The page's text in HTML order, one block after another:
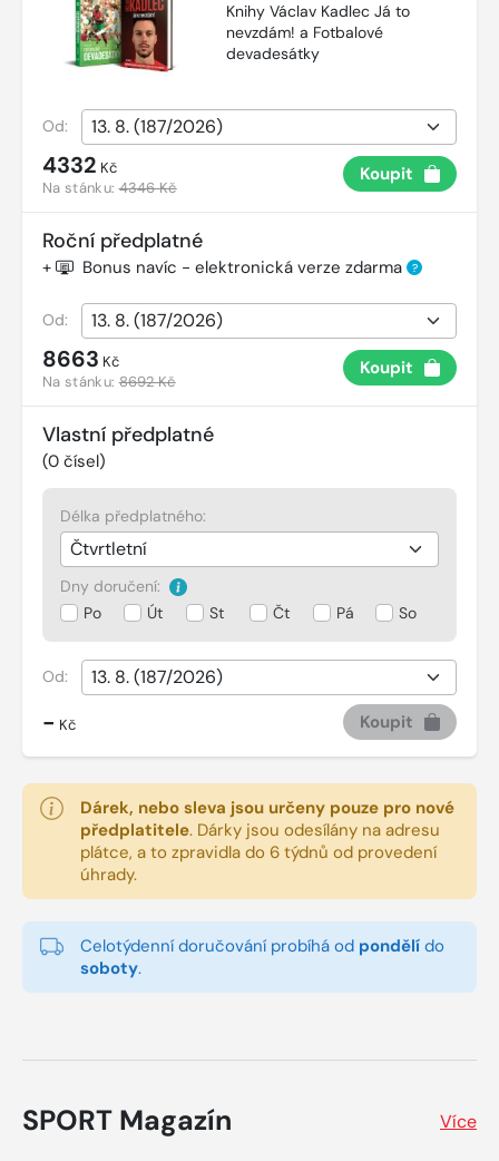
Knihy Václav Kadlec Já to
nevzdám! a Fotbalové
devadesátky
Od:
4332 Kč
Na stánku:4346 Kč
Koupit
Roční předplatné
+ Bonus navíc - elektronická verze zdarma ?
Od:
8663 Kč
Na stánku:8692 Kč
Koupit
Vlastní předplatné
(0 čísel)
Délka předplatného:
Dny doručení:
Po
Út St Čt Pá So
Od:
- Kč Koupit
Dárek, nebo sleva jsou určeny pouze pro nové
předplatitele. Dárky jsou odesílány na adresu
plátce, a to zpravidla do 6 týdnů od provedení
úhrady.
Celotýdenní doručování probíhá od pondělí do
soboty.
SPORT Magazín Více